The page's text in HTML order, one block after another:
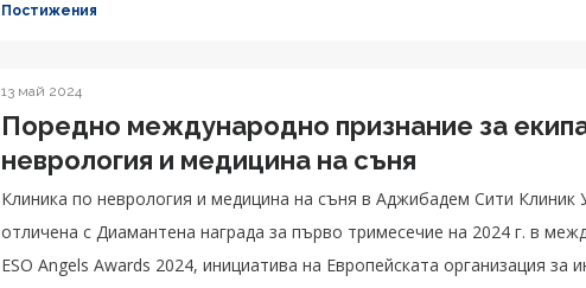
Постижения
13 май 2024
Поредно международно признание за
неврология и медицина на съня
Клиника по неврология и медицина на съня в Аджибадем Сити
отличена с Диамантена награда за първо тримесечие на 2024 г. в
ESO Angels Awards 2024, инициатива на Европейската организация за